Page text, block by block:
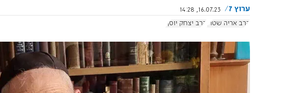
ערוץ 7
16.07.23, 14:28
הרב אריה שטרן
הרב יצחק יוסף